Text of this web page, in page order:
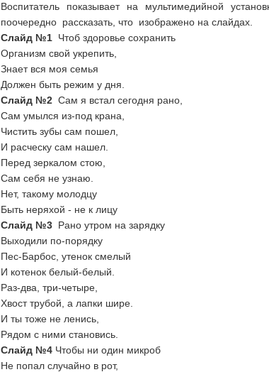
Воспитатель показывает на мультимедийной
поочередно рассказать, что изображено на слайдах.
Слайд №1 Чтоб здоровье сохранить
Организм свой укрепить,
Знает вся моя семья
Должен быть режим у дня.
Слайд №2Сам я встал сегодня рано,
Сам умылся из-под крана,
Чистить зубы сам пошел,
И расческу сам нашел.
Перед зеркалом стою,
Сам себя не узнаю.
Нет, такому молодцу
Быть неряхой - не к лицу
Слайд №3Рано утром на зарядку
Выходили по-порядку
Пес-Барбос, утенок смелый
И котенок белый-белый.
Раз-два, три-четыре,
Хвост трубой, а лапки шире.
И ты тоже не ленись,
Рядом с ними становись.
Слайд №4Чтобы ни один микроб
Не попал случайно в рот,